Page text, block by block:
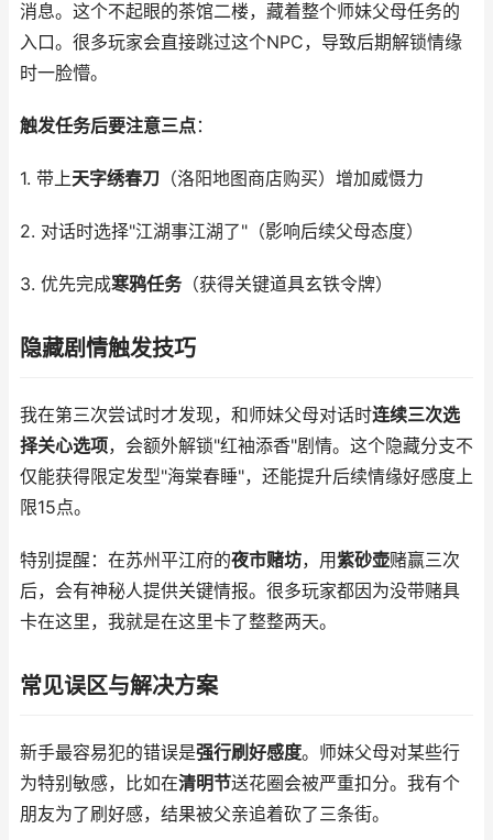
消息。这个不起眼的茶馆二楼，藏着整个师妹父母任务的
入口。很多玩家会直接跳过这个NPC，导致后期解锁情缘
时一脸懵。
触发任务后要注意三点：
1. 带上天字绣春刀 （洛阳地图商店购买）增加威慑力
2. 对话时选择"江湖事江湖了"（影响后续父母态度）
3. 优先完成寒鸦任务 （获得关键道具玄铁令牌）
隐藏剧情触发技巧
我在第三次尝试时才发现，和师妹父母对话时连续三次选
择关心选项，会额外解锁"红袖添香"剧情。这个隐藏分支不
仅能获得限定发型"海棠春睡"，还能提升后续情缘好感度上
限15点。
特别提醒：在苏州平江府的夜市赌坊，用紫砂壶赌赢三次
后，会有神秘人提供关键情报。很多玩家都因为没带赌具
卡在这里，我就是在这里卡了整整两天。
常见误区与解决方案
新手最容易犯的错误是强行刷好感度。师妹父母对某些行
为特别敏感，比如在清明节送花圈会被严重扣分。我有个
朋友为了刷好感，结果被父亲追着砍了三条街。